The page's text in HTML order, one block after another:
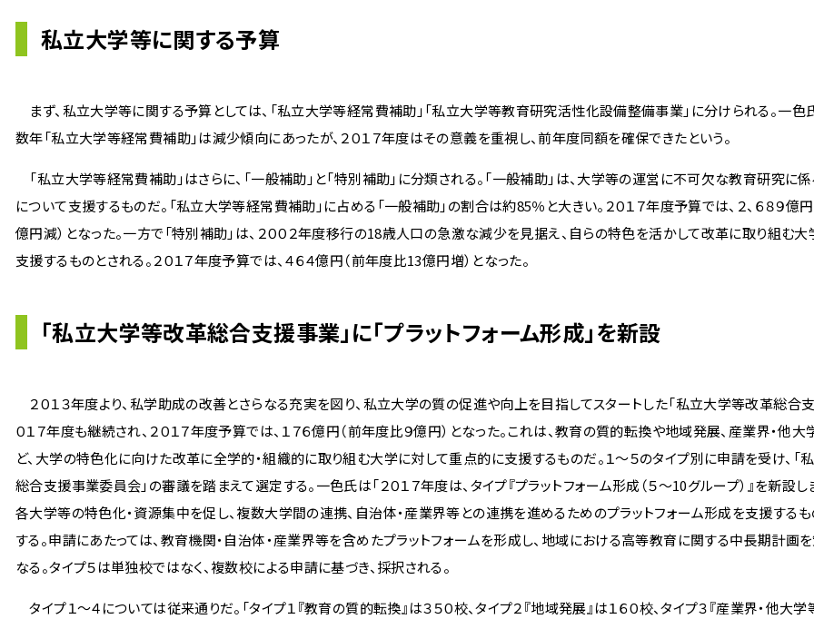
私立大学等に関する予算
まず、私立大学等に関する予算としては、「私立大学等経常費補助」「私立大学等教育研究活性化設備整備事業」に分けられる。一色
数年「私立大学等経常費補助」は減少傾向にあったが、２０１７年度はその意義を重視し、前年度同額を確保できたという。
「私立大学等経常費補助」はさらに、「一般補助」と「特別補助」に分類される。「一般補助」は、大学等の運営に不可欠な教育研究に
について支援するものだ。「私立大学等経常費補助」に占める「一般補助」の割合は約85％と大きい。２０１７年度予算では、２、６８９億
億円減）となった。一方で「特別補助」は、２００２年度移行の18歳人口の急激な減少を見据え、自らの特色を活かして改革に取り組む
支援するものとされる。２０１７年度予算では、４６４億円（前年度比13億円増）となった。
「私立大学等改革総合支援事業」に「プラットフォーム形成」を新設
２０１３年度より、私学助成の改善とさらなる充実を図り、私立大学の質の促進や向上を目指してスタートした「私立大学等改革総合支
０１７年度も継続され、２０１７年度予算では、１７６億円（前年度比９億円）となった。これは、教育の質的転換や地域発展、産業界・他
ど、大学の特色化に向けた改革に全学的・組織的に取り組む大学に対して重点的に支援するものだ。１〜５のタイプ別に申請を受け、「
総合支援事業委員会」の審議を踏まえて選定する。一色氏は「２０１７年度は、タイプ『プラットフォーム形成（５〜10グループ）』を新設し
各大学等の特色化・資源集中を促し、複数大学間の連携、自治体・産業界等との連携を進めるためのプラットフォーム形成を支援するも
する。申請にあたっては、教育機関・自治体・産業界等を含めたプラットフォームを形成し、地域における高等教育に関する中長期計画
なる。タイプ５は単独校ではなく、複数校による申請に基づき、採択される。
タイプ１〜４については従来通りだ。「タイプ１『教育の質的転換』は３５０校、タイプ２『地域発展』は１６０校、タイプ３『産業界・他大